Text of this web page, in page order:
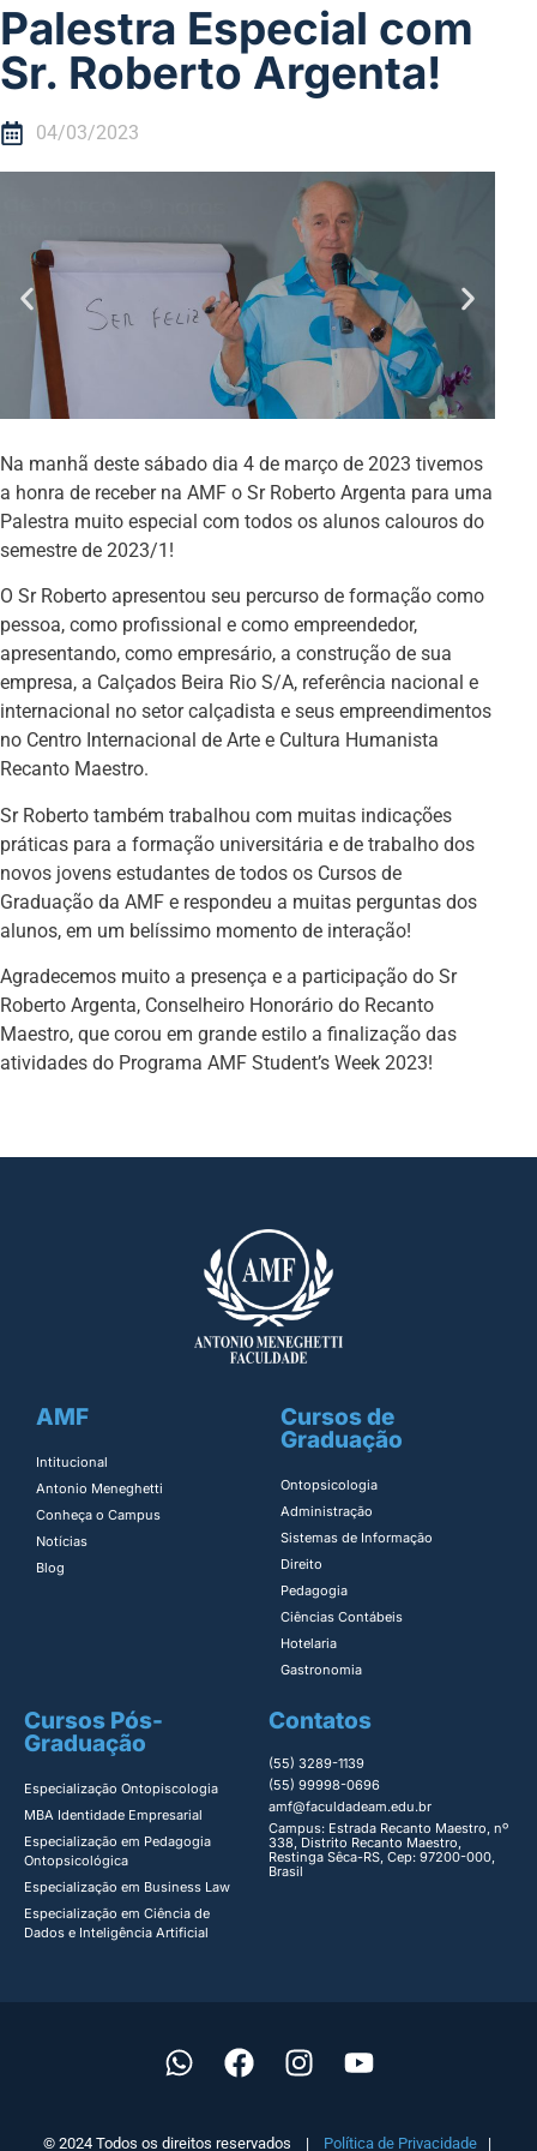
Palestra Especial com
Sr. Roberto Argenta!
04/03/2023
Na manhã deste sábado dia 4 de março de 2023 tivemos
a honra de receber na AMF o Sr Roberto Argenta para uma
Palestra muito especial com todos os alunos calouros do
semestre de 2023/1!
O Sr Roberto apresentou seu percurso de formação como
pessoa, como profissional e como empreendedor,
apresentando, como empresário, a construção de sua
empresa, a Calçados Beira Rio S/A, referência nacional e
internacional no setor calçadista e seus empreendimentos
no Centro Internacional de Arte e Cultura Humanista
Recanto Maestro.
Sr Roberto também trabalhou com muitas indicações
práticas para a formação universitária e de trabalho dos
novos jovens estudantes de todos os Cursos de
Graduação da AMF e respondeu a muitas perguntas dos
alunos, em um belíssimo momento de interação!
Agradecemos muito a presença e a participação do Sr
Roberto Argenta, Conselheiro Honorário do Recanto
Maestro, que corou em grande estilo a finalização das
atividades do Programa AMF Student’s Week 2023!
AMF
Intitucional
Antonio Meneghetti
Conheça o Campus
Notícias
Blog
Cursos de
Graduação
Ontopsicologia ​
Administração​
Sistemas de Informação​
Direito​
Pedagogia
Ciências Contábeis
Hotelaria
Gastronomia
Cursos Pós-
Graduação
Especialização Ontopiscologia ​
MBA Identidade Empresarial​
Especialização em Pedagogia
Ontopsicológica​
Especialização em Business Law
Especialização em Ciência de
Dados e Inteligência Artificial
Contatos
(55) 3289-1139
(55) 99998-0696
amf@faculdadeam.edu.br
Campus: Estrada Recanto Maestro, nº
338, Distrito Recanto Maestro,
Restinga Sêca-RS, Cep: 97200-000,
Brasil
© 2024 Todos os direitos reservados | Política de Privacidade|